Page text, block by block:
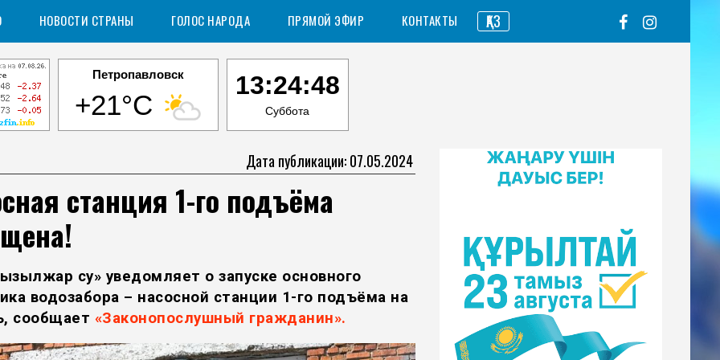
НОВОСТИ СТРАНЫ ГОЛОС НАРОДА ПРЯМОЙ ЭФИР КОНТАКТЫ ҚАЗ
Петропавловск
+21°C
13:24:49
Суббота
Дата публикации: 07.05.2024
станция 1-го подъёма
су» уведомляет о запуске основного
водозабора – насосной станции 1-го подъёма на
сообщает «Законопослушный гражданин».